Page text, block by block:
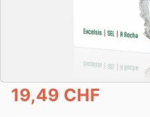
19,49 CHF